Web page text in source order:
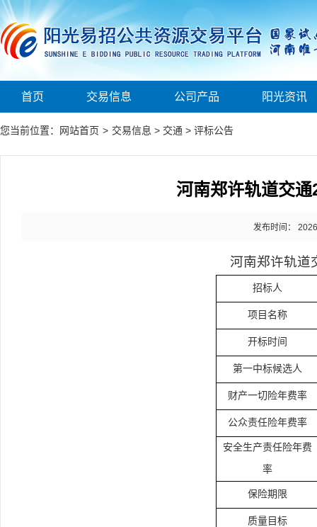
首页 交易信息 公司产品 阳光资讯
您当前位置： 网站首页 > 交易信息 > 交通 > 评标公告
河南郑许轨道交
发布时间：
河南郑许轨道
招标人
项目名称
开标时间
第一中标候选人
财产一切险年费率
公众责任险年费率
安全生产责任险年费
率
保险期限
质量目标